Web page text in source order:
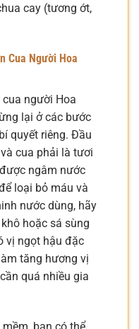
cay (tương ớt,
Cua Người Hoa
người Hoa
lại ở các bước
quyết riêng. Đầu
cua phải là tươi
ngâm nước
loại bỏ máu và
nước dùng, hãy
hoặc sá sùng
vị ngọt hậu đặc
tăng hương vị
quá nhiều gia
bạn có thể